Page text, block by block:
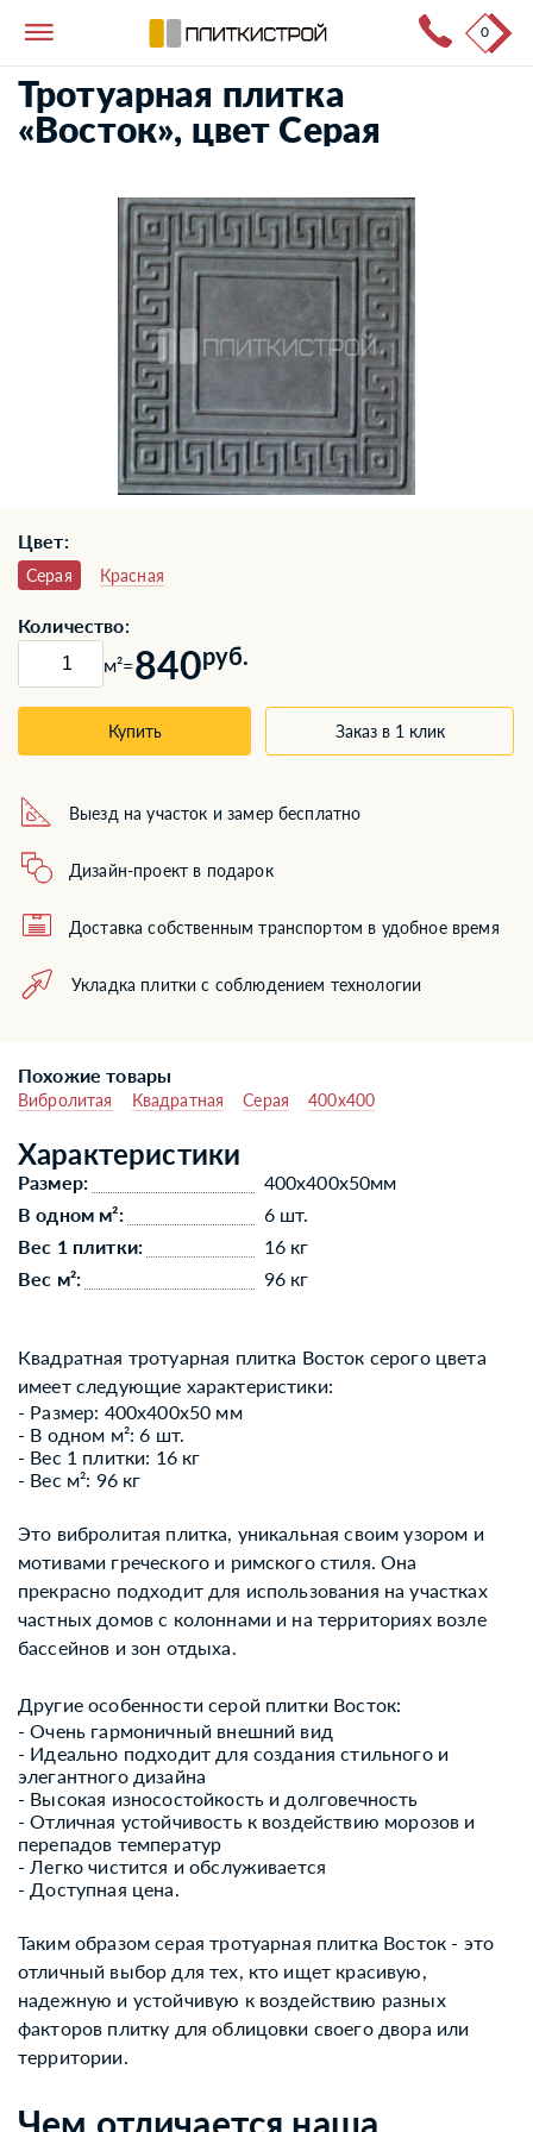
0
Тротуарная плитка → Каталог продукции Восток
Тротуарная плитка
«Восток», цвет Серая
Цвет:
Серая Красная
Количество:
м²=840руб.
Купить Заказ в 1 клик
Выезд на участок и замер бесплатно
Дизайн-проект в подарок
Доставка собственным транспортом в удобное время
Укладка плитки с соблюдением технологии
Похожие товары
Вибролитая Квадратная Серая 400x400
Характеристики
Размер:
400x400x50мм
В одном м²:
6 шт.
Вес 1 плитки:
16 кг
Вес м²:
96 кг
Квадратная тротуарная плитка Восток серого цвета
имеет следующие характеристики:
- Размер: 400x400x50 мм
- В одном м²: 6 шт.
- Вес 1 плитки: 16 кг
- Вес м²: 96 кг
Это вибролитая плитка, уникальная своим узором и
мотивами греческого и римского стиля. Она
прекрасно подходит для использования на участках
частных домов с колоннами и на территориях возле
бассейнов и зон отдыха.
Другие особенности серой плитки Восток:
- Очень гармоничный внешний вид
- Идеально подходит для создания стильного и
элегантного дизайна
- Высокая износостойкость и долговечность
- Отличная устойчивость к воздействию морозов и
перепадов температур
- Легко чистится и обслуживается
- Доступная цена.
Таким образом серая тротуарная плитка Восток - это
отличный выбор для тех, кто ищет красивую,
надежную и устойчивую к воздействию разных
факторов плитку для облицовки своего двора или
территории.
Чем отличается наша